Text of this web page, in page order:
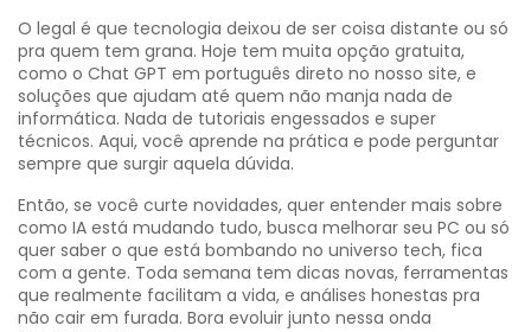
O legal é que tecnologia deixou de ser coisa distante ou só
pra quem tem grana. Hoje tem muita opção gratuita,
como o Chat GPT em português direto no nosso site, e
soluções que ajudam até quem não manja nada de
informática. Nada de tutoriais engessados e super
técnicos. Aqui, você aprende na prática e pode perguntar
sempre que surgir aquela dúvida.
Então, se você curte novidades, quer entender mais sobre
como IA está mudando tudo, busca melhorar seu PC ou só
quer saber o que está bombando no universo tech, fica
com a gente. Toda semana tem dicas novas, ferramentas
que realmente facilitam a vida, e análises honestas pra
não cair em furada. Bora evoluir junto nessa onda